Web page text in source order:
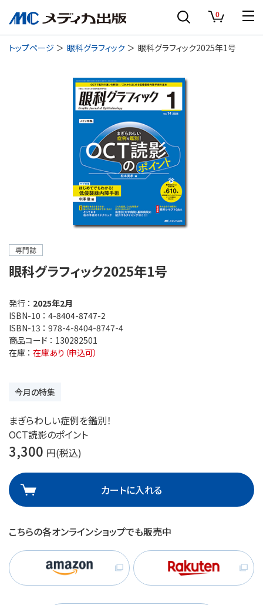
0
トップページ 眼科グラフィック 眼科グラフィック2025年1号
専門誌
眼科グラフィック2025年1号
発行 ： 2025年2月
ISBN-10 ： 4-8404-8747-2
ISBN-13 ： 978-4-8404-8747-4
商品コード ： 130282501
在庫 ： 在庫あり（申込可）
今月の特集
まぎらわしい症例を鑑別！
OCT読影のポイント
3,300 円(税込)
カートに入れる
こちらの各オンラインショップでも販売中